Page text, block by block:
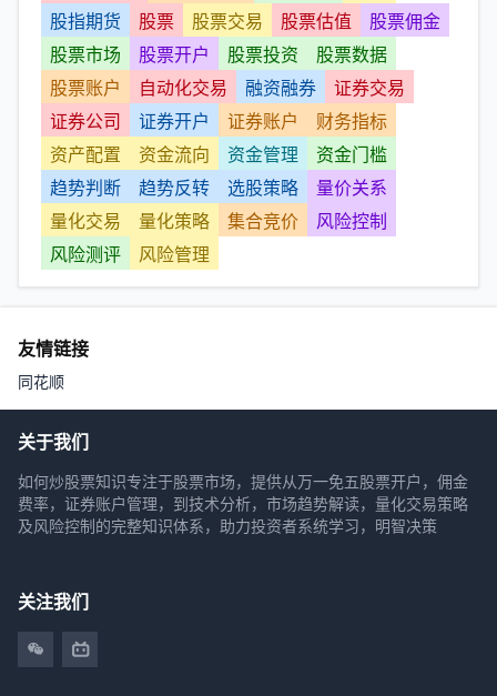
股指期货
股票 股票交易 股票估值
股票佣金
股票市场
股票开户 股票投资
股票数据
股票账户
自动化交易 融资融券
证券交易
证券公司
证券开户 证券账户
财务指标
资产配置
资金流向 资金管理
资金门槛
趋势判断
趋势反转 选股策略
量价关系
量化交易
量化策略 集合竞价
风险控制
风险测评
风险管理
友情链接
同花顺
关于我们
如何炒股票知识专注于股票市场，提供从万一免五股票开户，佣金
费率，证券账户管理，到技术分析，市场趋势解读，量化交易策略
及风险控制的完整知识体系，助力投资者系统学习，明智决策
关注我们